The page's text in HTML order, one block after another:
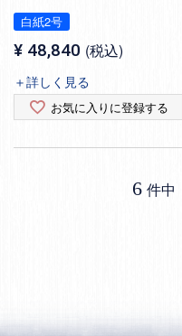
白紙2号
¥ 48,840 税込
＋詳しく見る
お気に入りに登録する
6 件中